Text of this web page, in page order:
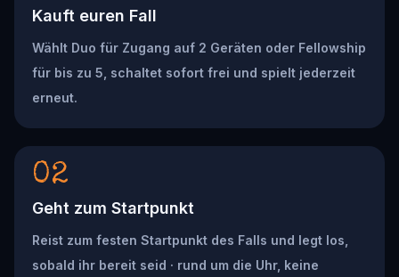
Kauft euren Fall
Wählt Duo für Zugang auf 2 Geräten oder Fellowship
für bis zu 5, schaltet sofort frei und spielt jederzeit
erneut.
02
Geht zum Startpunkt
Reist zum festen Startpunkt des Falls und legt los,
sobald ihr bereit seid · rund um die Uhr, keine